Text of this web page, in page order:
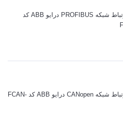
ماژول ارتباط شبکه PROFIBUS درایو ABB کد
ماژول ارتباط شبکه CANopen درایو ABB کد FCAN-